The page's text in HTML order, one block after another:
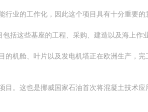
业的工作化，因此这个项目具有十分重要的
括这些基座的工程、采购、建造以及海上作业
机舱、叶片以及发电机塔正在欧洲生产，完
。这也是挪威国家石油首次将混凝土技术应